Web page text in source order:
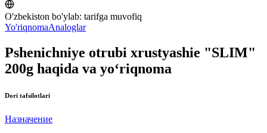
O'zbekiston bo'ylab: tarifga muvofiq
Yo'riqnomaAnaloglar
Pshenichniye otrubi xrustyashie "SLIM"
200g haqida va yo‘riqnoma
Dori tafsilotlari
Назначение